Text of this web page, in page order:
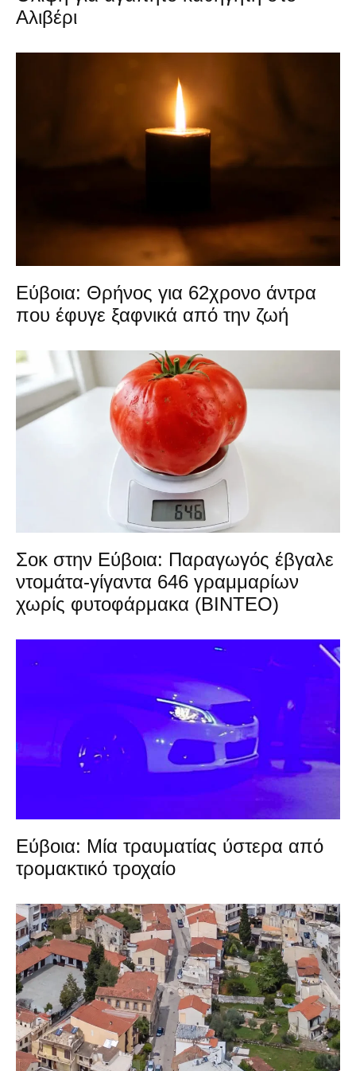
Αλιβέρι
Εύβοια: Θρήνος για 62χρονο άντρα
που έφυγε ξαφνικά από την ζωή
Σοκ στην Εύβοια: Παραγωγός έβγαλε
ντομάτα-γίγαντα 646 γραμμαρίων
χωρίς φυτοφάρμακα (ΒΙΝΤΕΟ)
Εύβοια: Μία τραυματίας ύστερα από
τρομακτικό τροχαίο